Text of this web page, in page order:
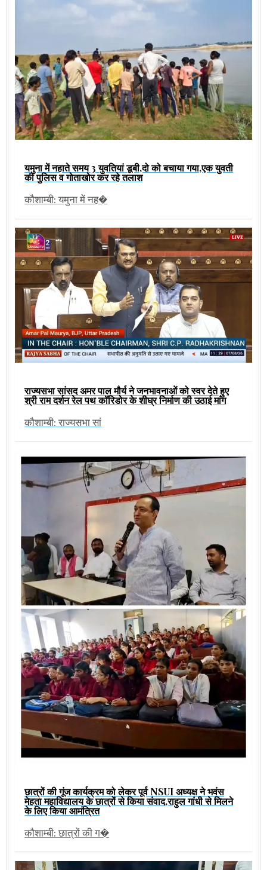
यमुना में नहाते समय 3 युवतियां डूबी,दो को बचाया गया,एक युवती
की पुलिस व गोताखोर कर रहे तलाश
कौशाम्बी: यमुना में नह�
राज्यसभा सांसद अमर पाल मौर्य ने जनभावनाओं को स्वर देते हुए
श्री राम दर्शन रेल पथ कॉरिडोर के शीघ्र निर्माण की उठाई मांग
कौशाम्बी: राज्यसभा सां
छात्रों की गूंज कार्यक्रम को लेकर पूर्व NSUI अध्यक्ष ने भवंस
मेहता महाविद्यालय के छात्रों से किया संवाद,राहुल गांधी से मिलने
के लिए किया आमंत्रित
कौशाम्बी: छात्रों की ग�